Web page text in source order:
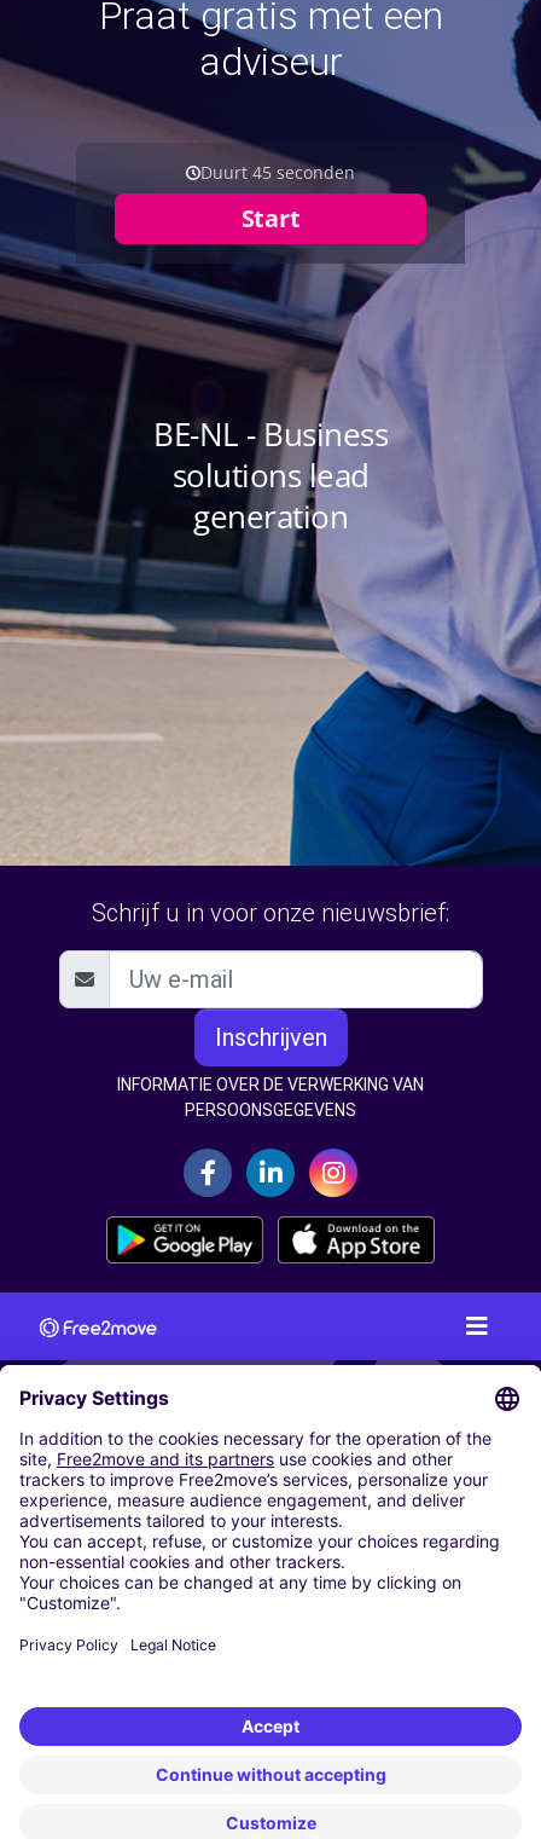
Praat gratis met een
adviseur
Schrijf u in voor onze nieuwsbrief:
Inschrijven
INFORMATIE OVER DE VERWERKING VAN
PERSOONSGEGEVENS
AUTODELEN
ONZE STEDEN
Milaan
Rome
Turijn
Wenen
Berlijn
Düsseldorf